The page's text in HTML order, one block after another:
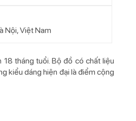
Nội, Việt Nam
tháng tuổi. Bộ đồ có chất liệu
kiểu dáng hiện đại là điểm cộng